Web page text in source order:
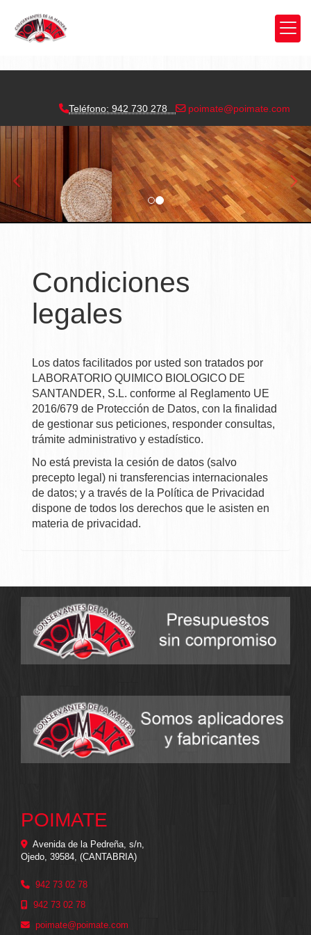
Teléfono: 942 730 278 poimate poimate.com
prev
Condiciones
legales
Los datos facilitados por usted son tratados por
LABORATORIO QUIMICO BIOLOGICO DE
SANTANDER, S.L. conforme al Reglamento UE
2016/679 de Protección de Datos, con la finalidad
de gestionar sus peticiones, responder consultas,
trámite administrativo y estadístico.
No está prevista la cesión de datos (salvo
precepto legal) ni transferencias internacionales
de datos; y a través de la Política de Privacidad
dispone de todos los derechos que le asisten en
materia de privacidad.
POIMATE
Avenida de la Pedreña, s/n,
Ojedo, 39584, (CANTABRIA)
942 73 02 78
942 73 02 78
poimate
poimate.com